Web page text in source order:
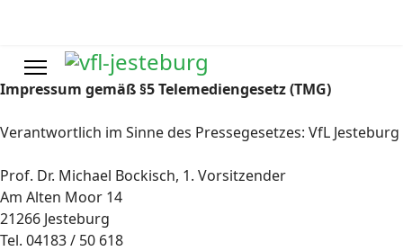
Impressum gemäß §5 Telemediengesetz (TMG)
Verantwortlich im Sinne des Pressegesetzes: VfL Jesteburg
Prof. Dr. Michael Bockisch, 1. Vorsitzender
Am Alten Moor 14
21266 Jesteburg
Tel. 04183 / 50 618